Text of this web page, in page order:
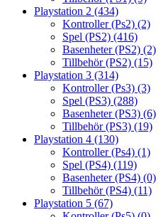
Playstation 2 (434)
Kontroller (Ps2) (2)
Spel (PS2) (416)
Basenheter (PS2) (2)
Tillbehör (PS2) (15)
Playstation 3 (314)
Kontroller (Ps3) (3)
Spel (PS3) (288)
Basenheter (PS3) (6)
Tillbehör (PS3) (19)
Playstation 4 (130)
Kontroller (Ps4) (1)
Spel (PS4) (119)
Basenheter (PS4) (0)
Tillbehör (PS4) (11)
Playstation 5 (67)